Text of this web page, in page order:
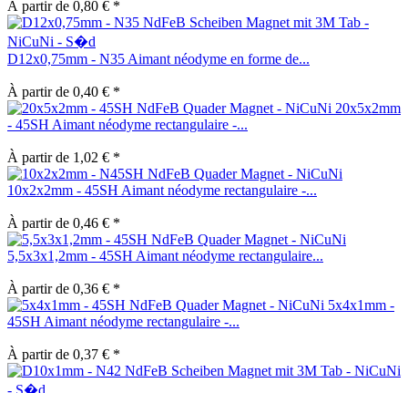
À partir de 0,80 € *
D12x0,75mm - N35 Aimant néodyme en forme de...
À partir de 0,40 € *
20x5x2mm
- 45SH Aimant néodyme rectangulaire -...
À partir de 1,02 € *
10x2x2mm - 45SH Aimant néodyme rectangulaire -...
À partir de 0,46 € *
5,5x3x1,2mm - 45SH Aimant néodyme rectangulaire...
À partir de 0,36 € *
5x4x1mm -
45SH Aimant néodyme rectangulaire -...
À partir de 0,37 € *